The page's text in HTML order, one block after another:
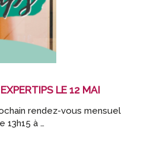
LE 12 MAI
rendez-vous mensuel
13h15 à …